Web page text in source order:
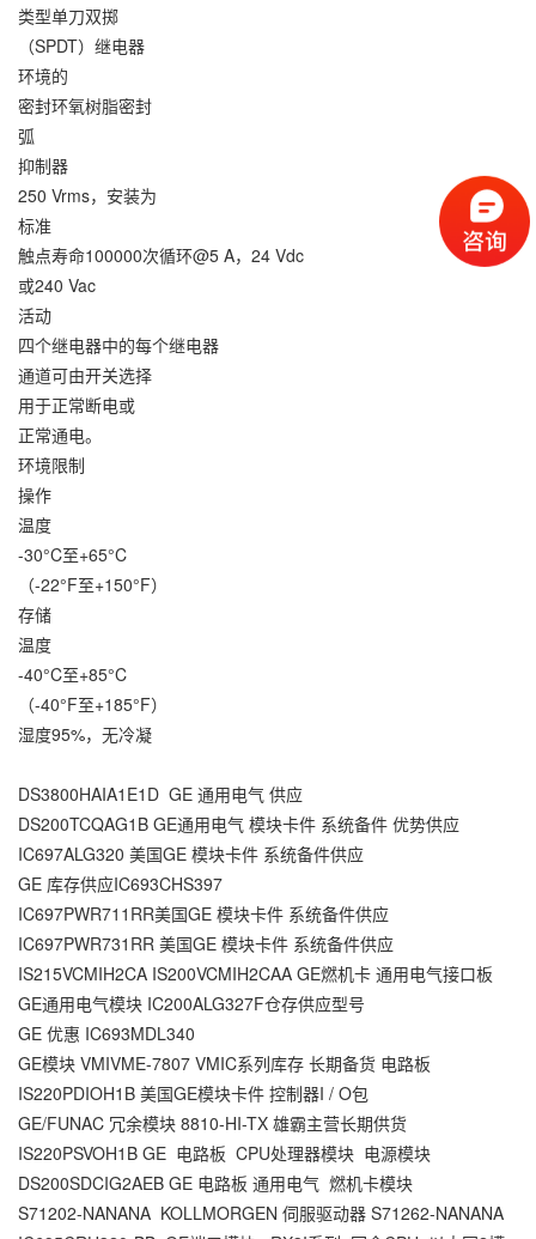
类型单刀双掷
（SPDT）继电器
环境的
密封环氧树脂密封
弧
抑制器
250 Vrms，安装为
标准
触点寿命100000次循环@5 A，24 Vdc
或240 Vac
活动
四个继电器中的每个继电器
通道可由开关选择
用于正常断电或
正常通电。
环境限制
操作
温度
-30°C至+65°C
（-22°F至+150°F）
存储
温度
-40°C至+85°C
（-40°F至+185°F）
湿度95%，无冷凝
DS3800HAIA1E1D GE 通用电气 供应
DS200TCQAG1B GE通用电气 模块卡件 系统备件 优势供应
IC697ALG320 美国GE 模块卡件 系统备件供应
GE 库存供应IC693CHS397
IC697PWR711RR美国GE 模块卡件 系统备件供应
IC697PWR731RR 美国GE 模块卡件 系统备件供应
IS215VCMIH2CA IS200VCMIH2CAA GE燃机卡 通用电气接口板
GE通用电气模块 IC200ALG327F仓存供应型号
GE 优惠 IC693MDL340
GE模块 VMIVME-7807 VMIC系列库存 长期备货 电路板
IS220PDIOH1B 美国GE模块卡件 控制器I / O包
GE/FUNAC 冗余模块 8810-HI-TX 雄霸主营长期供货
IS220PSVOH1B GE 电路板 CPU处理器模块 电源模块
DS200SDCIG2AEB GE 电路板 通用电气 燃机卡模块
S71202-NANANA KOLLMORGEN 伺服驱动器 S71262-NANANA